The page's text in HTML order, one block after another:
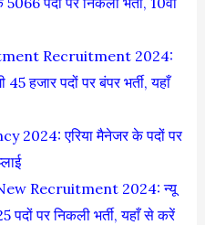
Recruitment 2024:
45 हजार पदों पर बंपर भर्ती, यहाँ
2024: एरिया मैनेजर के पदों पर
Recruitment 2024: न्यू
पदों पर निकली भर्ती, यहाँ से करें